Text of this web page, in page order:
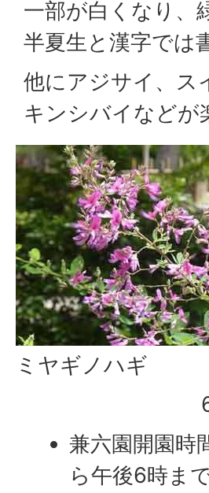
一部が白くなり、
半夏生と漢字では
他にアジサイ、ス
キンシバイなどが
ミヤギノハギ
兼六園開園時
ら午後6時ま